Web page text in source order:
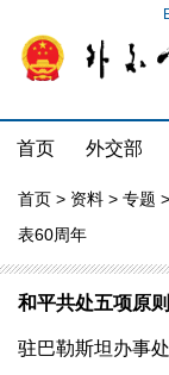
首页 外交部
首页 > 资料 > 专题 >
表60周年
和平共处五项原
驻巴勒斯坦办事